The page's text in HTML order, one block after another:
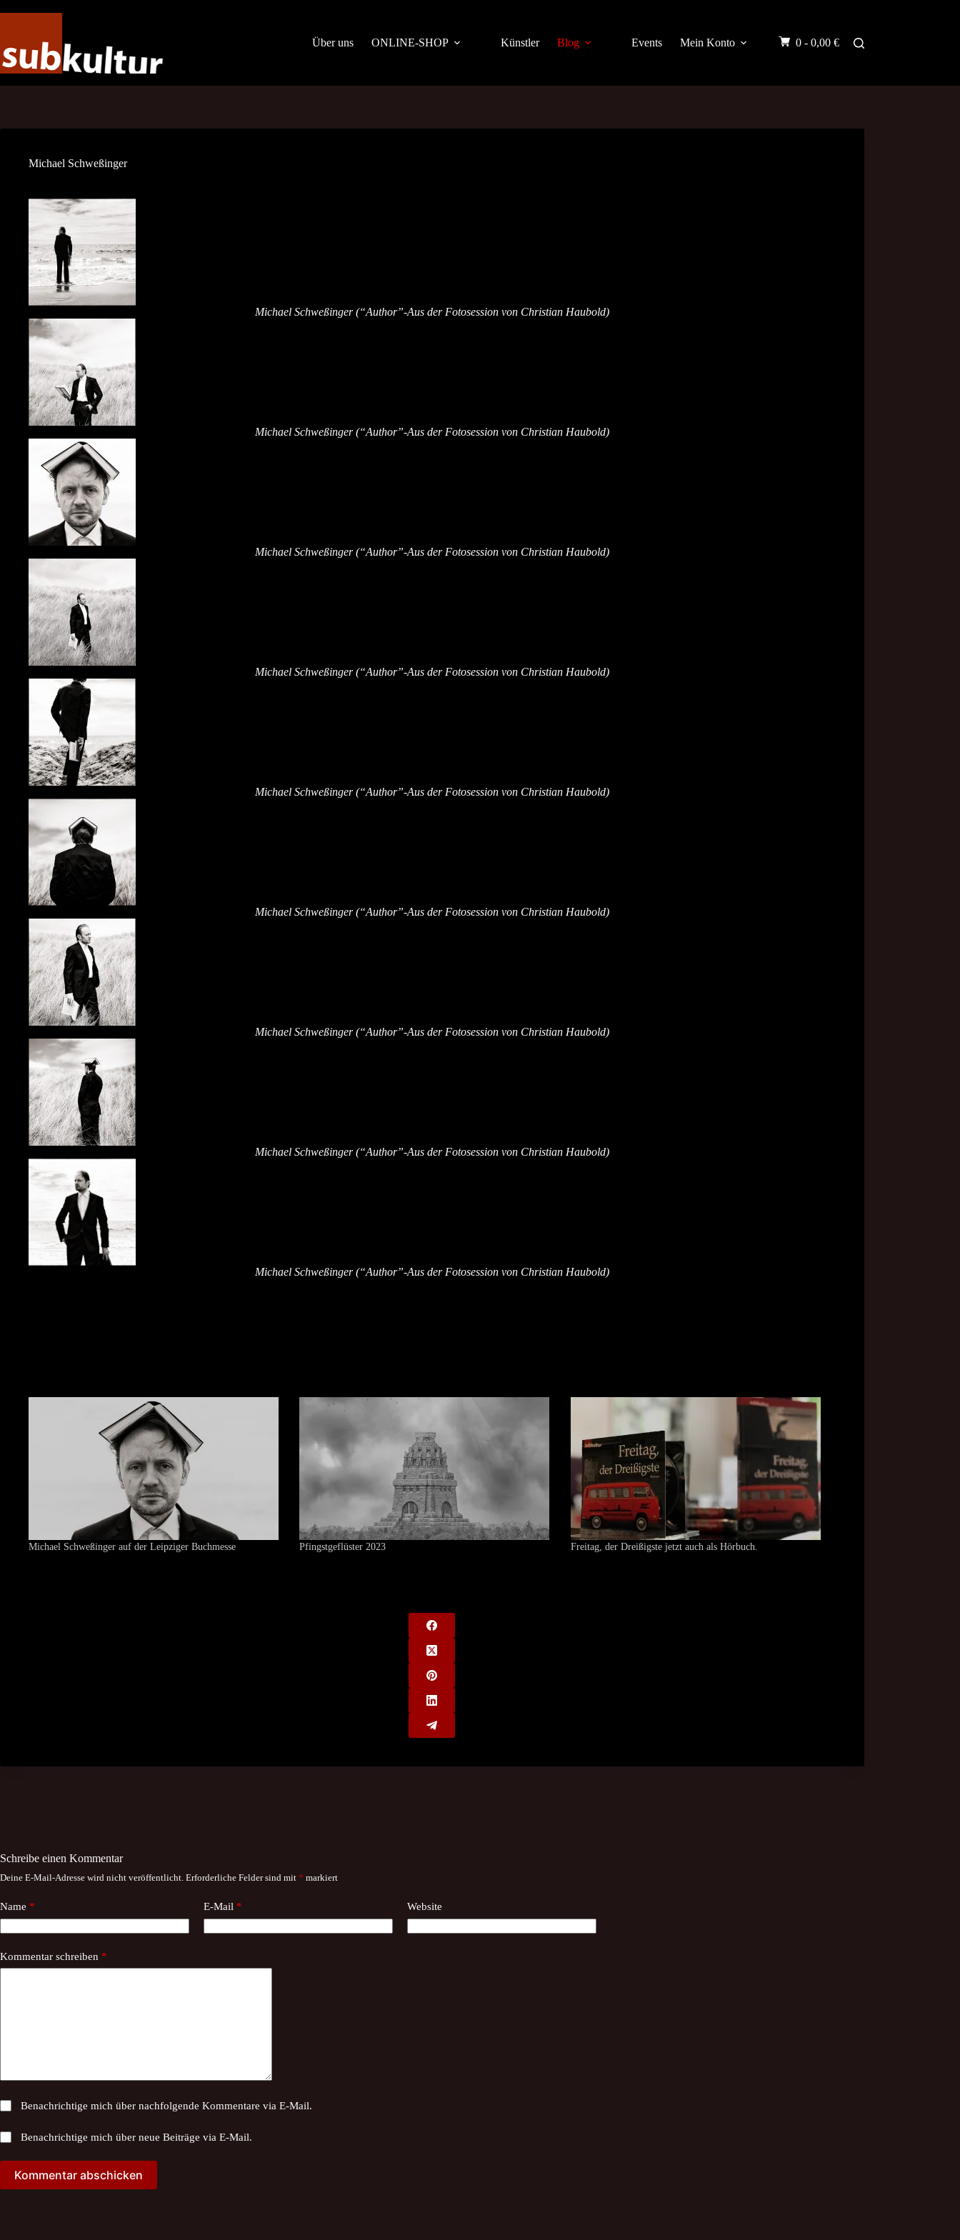
Über uns
ONLINE-SHOP Künstler Blog Events Mein Konto 0 - 0,00 €
Michael Schweßinger
Michael Schweßinger (“Author”-Aus der Fotosession von Christian Haubold)
Michael Schweßinger (“Author”-Aus der Fotosession von Christian Haubold)
Michael Schweßinger (“Author”-Aus der Fotosession von Christian Haubold)
Michael Schweßinger (“Author”-Aus der Fotosession von Christian Haubold)
Michael Schweßinger (“Author”-Aus der Fotosession von Christian Haubold)
Michael Schweßinger (“Author”-Aus der Fotosession von Christian Haubold)
Michael Schweßinger (“Author”-Aus der Fotosession von Christian Haubold)
Michael Schweßinger (“Author”-Aus der Fotosession von Christian Haubold)
Michael Schweßinger (“Author”-Aus der Fotosession von Christian Haubold)
Michael Schweßinger auf der Leipziger Buchmesse Pfingstgeflüster 2023 Freitag, der Dreißigste jetzt auch als Hörbuch.
Schreibe einen Kommentar
Deine E-Mail-Adresse wird nicht veröffentlicht. Erforderliche Felder sind mit * markiert
Name * E-Mail * Website
Kommentar schreiben *
Benachrichtige mich über nachfolgende Kommentare via E-Mail.
Benachrichtige mich über neue Beiträge via E-Mail.
Kommentar abschicken